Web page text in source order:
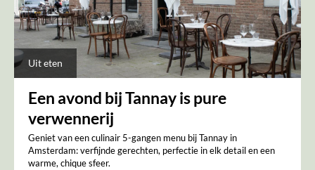
Uit eten
Een avond bij Tannay is pure
verwennerij
Geniet van een culinair 5-gangen menu bij Tannay in
Amsterdam: verfijnde gerechten, perfectie in elk detail en een
warme, chique sfeer.